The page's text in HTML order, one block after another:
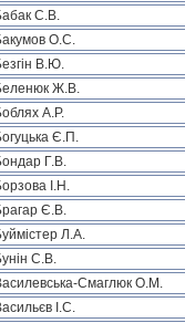
С.В.
О.С.
В.Ю.
Ж.В.
А.Р.
Є.П.
Г.В.
І.Н.
Є.В.
Л.А.
С.В.
Смаглюк О.М.
І.С.